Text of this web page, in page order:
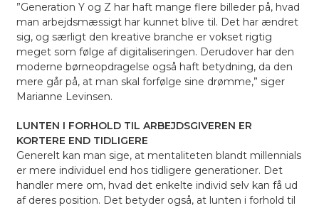
”Generation Y og Z har haft mange flere billeder på, hvad
man arbejdsmæssigt har kunnet blive til. Det har ændret
sig, og særligt den kreative branche er vokset rigtig
meget som følge af digitaliseringen. Derudover har den
moderne børneopdragelse også haft betydning, da den
mere går på, at man skal forfølge sine drømme,” siger
Marianne Levinsen.
LUNTEN I FORHOLD TIL ARBEJDSGIVEREN ER
KORTERE END TIDLIGERE
Generelt kan man sige, at mentaliteten blandt millennials
er mere individuel end hos tidligere generationer. Det
handler mere om, hvad det enkelte individ selv kan få ud
af deres position. Det betyder også, at lunten i forhold til